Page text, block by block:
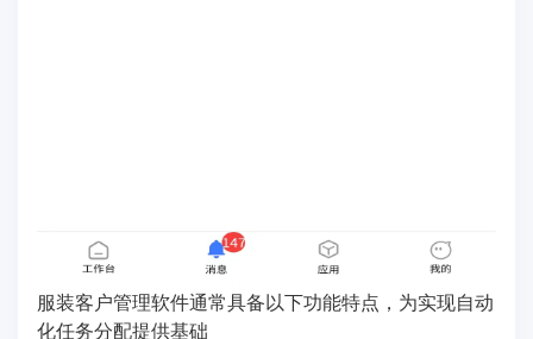
服装客户管理软件通常具备以下功能特点，为实现自动
化任务分配提供基础